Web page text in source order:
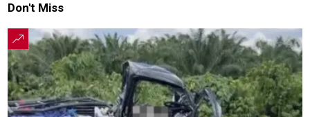
Don't Miss